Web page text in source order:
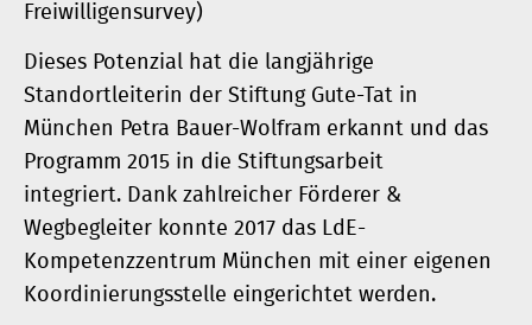
Freiwilligensurvey)
Dieses Potenzial hat die langjährige
Standortleiterin der Stiftung Gute-Tat in
München Petra Bauer-Wolfram erkannt und das
Programm 2015 in die Stiftungsarbeit
integriert. Dank zahlreicher Förderer &
Wegbegleiter konnte 2017 das LdE-
Kompetenzzentrum München mit einer eigenen
Koordinierungsstelle eingerichtet werden.